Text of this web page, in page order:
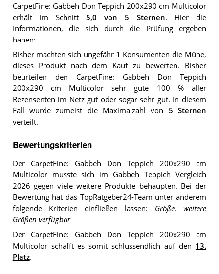
CarpetFine: Gabbeh Don Teppich 200x290 cm Multicolor
erhält im Schnitt5,0 von 5 Sternen. Hier die
Informationen, die sich durch die Prüfung ergeben
haben:
Bisher machten sich ungefähr 1 Konsumenten die Mühe,
dieses Produkt nach dem Kauf zu bewerten. Bisher
beurteilen den CarpetFine: Gabbeh Don Teppich
200x290 cm Multicolor sehr gute 100 % aller
Rezensenten im Netz gut oder sogar sehr gut. In diesem
Fall wurde zumeist die Maximalzahl von 5 Sternen
verteilt.
Bewertungskriterien
Der CarpetFine: Gabbeh Don Teppich 200x290 cm
Multicolor musste sich im Gabbeh Teppich Vergleich
2026 gegen viele weitere Produkte behaupten. Bei der
Bewertung hat das TopRatgeber24-Team unter anderem
folgende Kriterien einfließen lassen: Größe, weitere
Größen verfügbar
Der CarpetFine: Gabbeh Don Teppich 200x290 cm
Multicolor schafft es somit schlussendlich auf den 13.
Platz.